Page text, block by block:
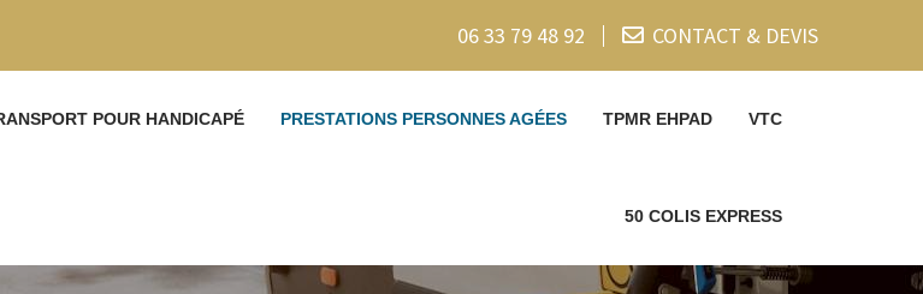
06 33 79 48 92 CONTACT & DEVIS
POUR HANDICAPÉ PRESTATIONS PERSONNES AGÉES TPMR EHPAD VTC
50 COLIS EXPRESS